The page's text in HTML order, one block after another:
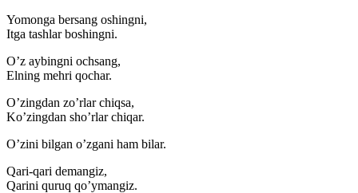
Yomonga bersang oshingni,
Itga tashlar boshingni.
O’z aybingni ochsang,
Elning mehri qochar.
O’zingdan zo’rlar chiqsa,
Ko’zingdan sho’rlar chiqar.
O’zini bilgan o’zgani ham bilar.
Qari-qari demangiz,
Qarini quruq qo’ymangiz.